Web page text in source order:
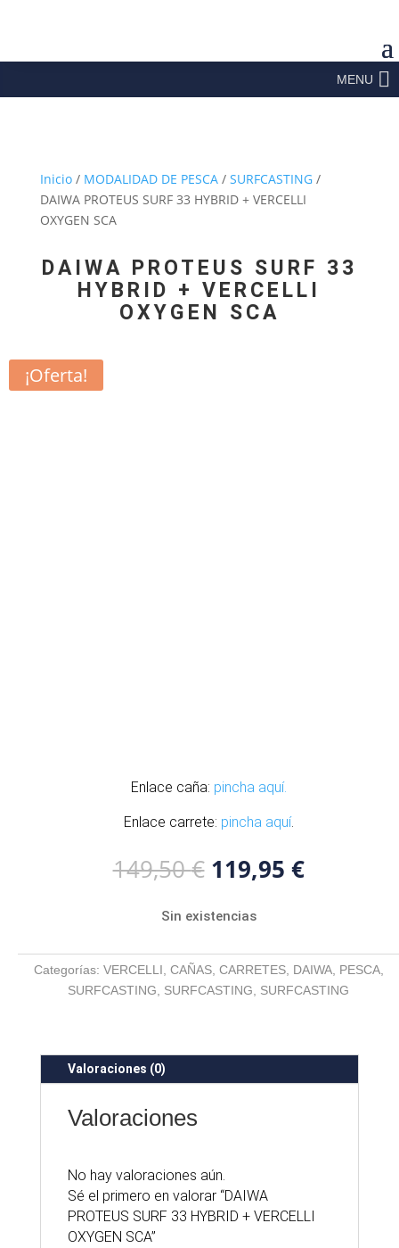
MENU
Inicio/ MODALIDAD DE PESCA/ SURFCASTING/
DAIWA PROTEUS SURF 33 HYBRID + VERCELLI
OXYGEN SCA
DAIWA PROTEUS SURF 33
HYBRID + VERCELLI
OXYGEN SCA
¡Oferta!
Enlace caña: pincha aquí.
Enlace carrete: pincha aquí.
149,50€ El
precio
original
era:
149,50 €.
119,95 €El
precio
119,95
Sin existencias
Categorías: VERCELLI CAÑAS, CARRETES, DAIWA, PESCA,
SURFCASTING
SURFCASTING SURFCASTING
Valoraciones (0)
Valoraciones
No hay valoraciones aún.
Sé el primero en valorar “DAIWA
PROTEUS SURF 33 HYBRID + VERCELLI
OXYGEN SCA”